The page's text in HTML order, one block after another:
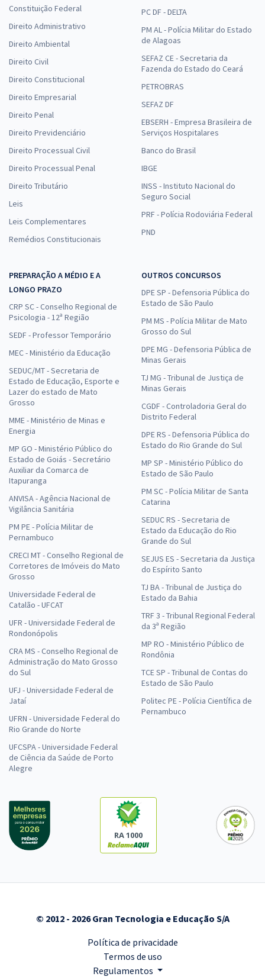
Constituição Federal
Direito Administrativo
Direito Ambiental
Direito Civil
Direito Constitucional
Direito Empresarial
Direito Penal
Direito Previdenciário
Direito Processual Civil
Direito Processual Penal
Direito Tributário
Leis
Leis Complementares
Remédios Constitucionais
PC DF - DELTA
PM AL - Polícia Militar do Estado
de Alagoas
SEFAZ CE - Secretaria da
Fazenda do Estado do Ceará
PETROBRAS
SEFAZ DF
EBSERH - Empresa Brasileira de
Serviços Hospitalares
Banco do Brasil
IBGE
INSS - Instituto Nacional do
Seguro Social
PRF - Polícia Rodoviária Federal
PND
PREPARAÇÃO A MÉDIO E A
LONGO PRAZO
CRP SC - Conselho Regional de
Psicologia - 12ª Região
SEDF - Professor Temporário
MEC - Ministério da Educação
SEDUC/MT - Secretaria de
Estado de Educação, Esporte e
Lazer do estado de Mato
Grosso
MME - Ministério de Minas e
Energia
MP GO - Ministério Público do
Estado de Goiás - Secretário
Auxiliar da Comarca de
Itapuranga
ANVISA - Agência Nacional de
Vigilância Sanitária
PM PE - Polícia Militar de
Pernambuco
CRECI MT - Conselho Regional de
Corretores de Imóveis do Mato
Grosso
Universidade Federal de
Catalão - UFCAT
UFR - Universidade Federal de
Rondonópolis
CRA MS - Conselho Regional de
Administração do Mato Grosso
do Sul
UFJ - Universidade Federal de
Jataí
UFRN - Universidade Federal do
Rio Grande do Norte
UFCSPA - Universidade Federal
de Ciência da Saúde de Porto
Alegre
OUTROS CONCURSOS
DPE SP - Defensoria Pública do
Estado de São Paulo
PM MS - Polícia Militar de Mato
Grosso do Sul
DPE MG - Defensoria Pública de
Minas Gerais
TJ MG - Tribunal de Justiça de
Minas Gerais
CGDF - Controladoria Geral do
Distrito Federal
DPE RS - Defensoria Pública do
Estado do Rio Grande do Sul
MP SP - Ministério Público do
Estado de São Paulo
PM SC - Polícia Militar de Santa
Catarina
SEDUC RS - Secretaria de
Estado da Educação do Rio
Grande do Sul
SEJUS ES - Secretaria da Justiça
do Espírito Santo
TJ BA - Tribunal de Justiça do
Estado da Bahia
TRF 3 - Tribunal Regional Federal
da 3ª Região
MP RO - Ministério Público de
Rondônia
TCE SP - Tribunal de Contas do
Estado de São Paulo
Politec PE - Polícia Científica de
Pernambuco
RA 1000
© 2012 - 2026 Gran Tecnologia e Educação S/A
Política de privacidade
Termos de uso
Regulamentos